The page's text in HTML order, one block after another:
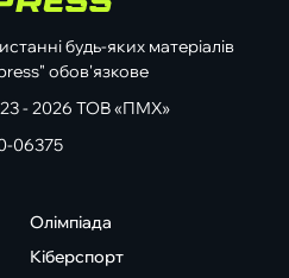
будь-яких матеріалів
обов'язкове
- 2026 ТОВ «ПМХ»
06375
Олімпіада
Кіберспорт